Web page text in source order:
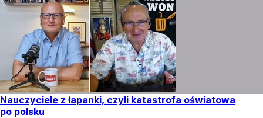
Nauczyciele z łapanki, czyli katastrofa oświatowa
po polsku